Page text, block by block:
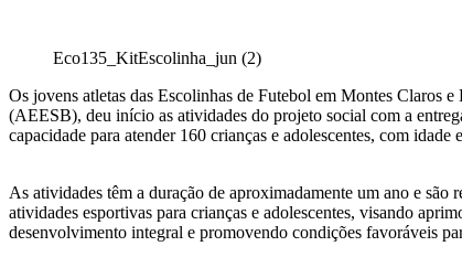
Eco135_KitEscolinha_jun (2)
Os jovens atletas das Escolinhas de Futebol em Montes Claros
(AEESB), deu início as atividades do projeto social com a
capacidade para atender 160 crianças e adolescentes, com idade
As atividades têm a duração de aproximadamente um ano e
atividades esportivas para crianças e adolescentes, visando
desenvolvimento integral e promovendo condições favoráveis